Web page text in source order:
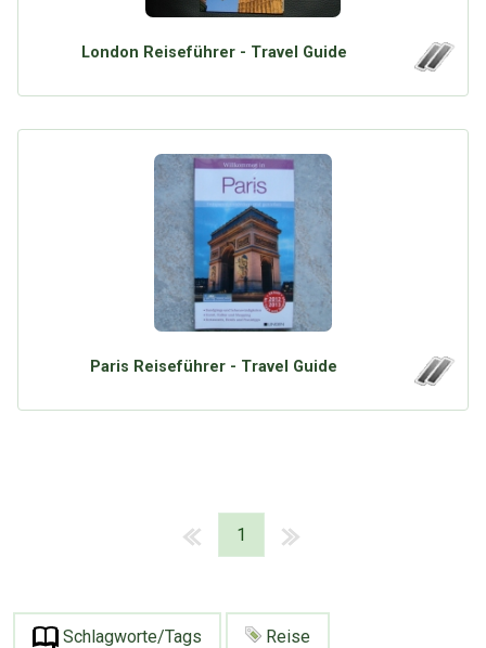
London Reiseführer - Travel Guide
Paris Reiseführer - Travel Guide
1
Schlagworte/Tags Reise